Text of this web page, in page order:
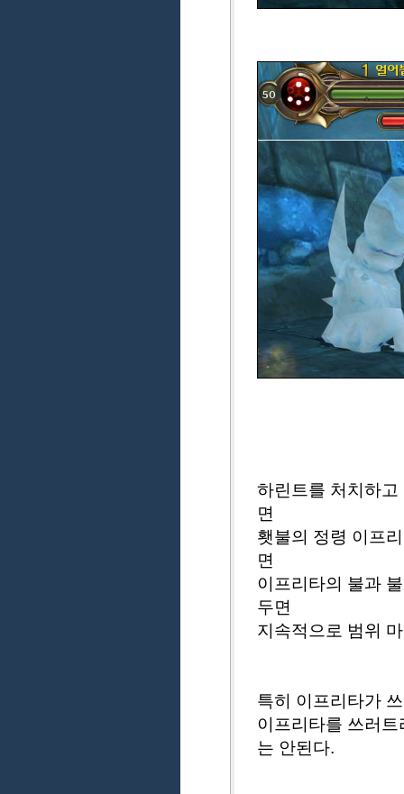
하린트를 처치하
면
횃불의 정령 이프
면
이프리타의 불과
두면
지속적으로 범위
특히 이프리타가
이프리타를 쓰러
는 안된다.